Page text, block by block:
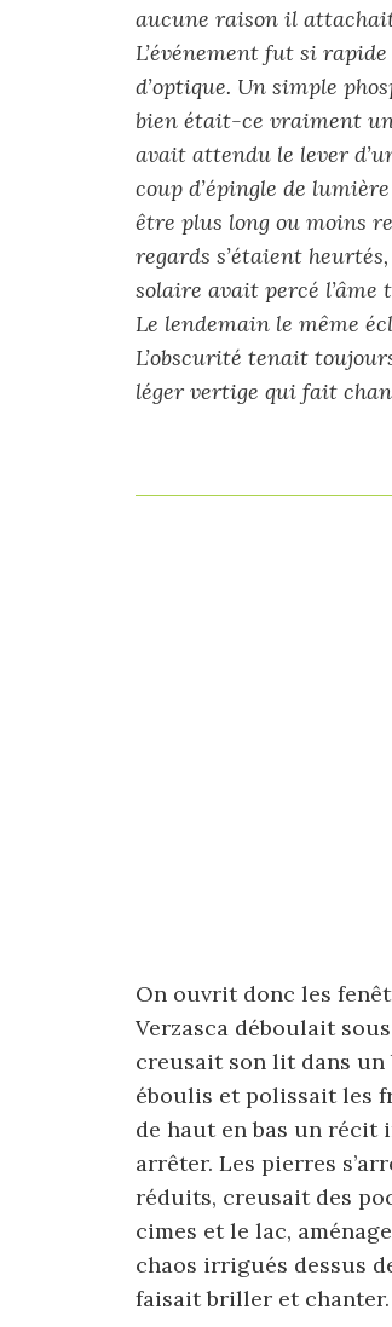
aucune raison il
L’événement fut si
d’optique. Un simple
bien était-ce vraiment
avait attendu le lever
coup d’épingle de
être plus long ou moins
regards s’étaient
solaire avait percé l’âme
Le lendemain le même
L’obscurité tenait
léger vertige qui fait
On ouvrit donc les
Verzasca déboulait
creusait son lit dans un
éboulis et polissait les
de haut en bas un récit
arrêter. Les pierres
réduits, creusait des
cimes et le lac,
chaos irrigués dessus
faisait briller et chanter.